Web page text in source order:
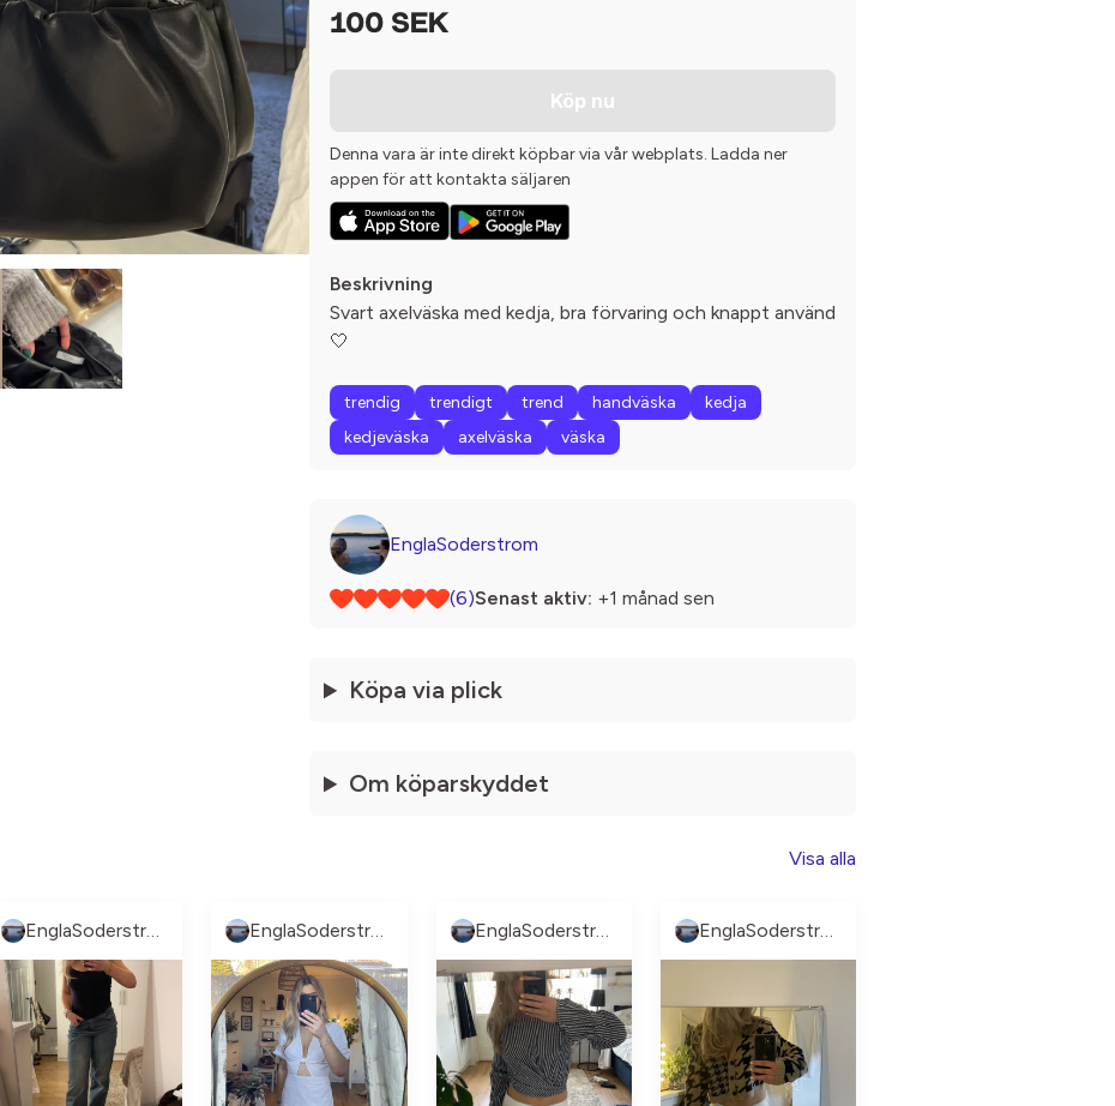
100 SEK
Köp nu
Denna vara är inte direkt köpbar via vår webplats. Ladda ner
appen för att kontakta säljaren
Beskrivning
Svart axelväska med kedja, bra förvaring och knappt använd
🤍
trendig trendigt trend handväska
kedja
kedjeväska
axelväska väska
EnglaSoderstrom
(6)Senast aktiv: +1 månad sen
Köpa via plick
Om köparskyddet
Visa alla
EnglaSoderstrom EnglaSoderstrom EnglaSoderstrom EnglaSoderstrom